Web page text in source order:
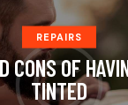
REPAIRS
CONS OF
TINTED